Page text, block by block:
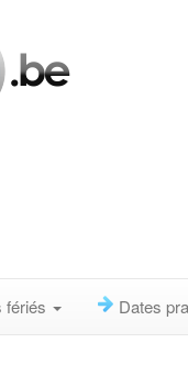
fériés Dates